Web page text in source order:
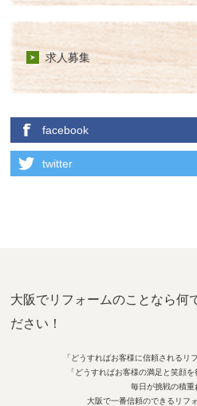
求人募集
facebook
twitter
大阪でリフォームのことなら何
ださい！
「どうすればお客様に信頼されるリ
「どうすればお客様の満足と笑顔
毎日が挑戦の積重
大阪で一番信頼のできるリフ